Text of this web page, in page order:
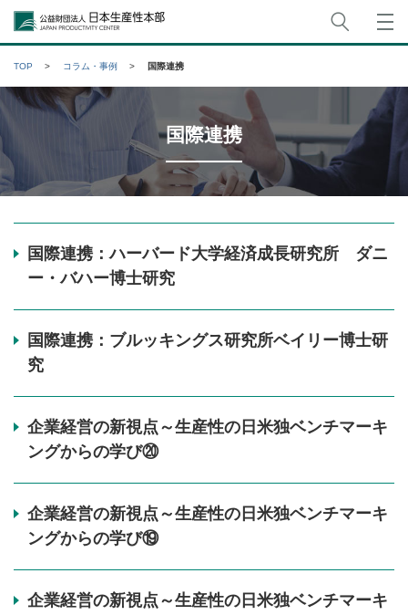
公益財団法人日本生産性本部
TOP コラム・事例 国際連携
国際連携
国際連携：ハーバード大学経済成長研究所 ダニ
ー・バハー博士研究
国際連携：ブルッキングス研究所ベイリー博士研
究
企業経営の新視点～生産性の日米独ベンチマーキ
ングからの学び⑳
企業経営の新視点～生産性の日米独ベンチマーキ
ングからの学び⑲
企業経営の新視点～生産性の日米独ベンチマーキ